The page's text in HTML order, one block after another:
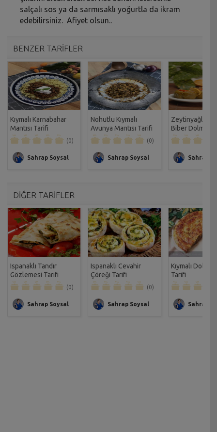
salçalı sos ya da sarmısaklı yoğurtla da ikram
edebilirsiniz. Afiyet olsun..
BENZER TARİFLER
Kıymalı Karnabahar
Mantısı Tarifi
(0)
Sahrap Soysal
Nohutlu Kıymalı
Avunya Mantısı Tarifi
(0)
Sahrap Soysal
Zeytinyağlı
Biber Dolması
Sahrap
DİĞER TARİFLER
Ispanaklı Tandır
Gözlemesi Tarifi
(0)
Sahrap Soysal
Ispanaklı Cevahir
Çöreği Tarifi
(0)
Sahrap Soysal
Kıymalı
Tarifi
Sahrap